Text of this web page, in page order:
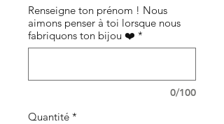
Renseigne ton prénom ! Nous
aimons penser à toi lorsque nous
fabriquons ton bijou ❤️ *
0/100
Quantité *